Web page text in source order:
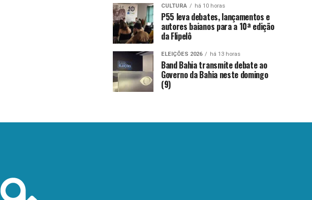
CULTURA há 10 horas
P55 leva debates, lançamentos e
autores baianos para a 10ª edição
da Flipelô
ELEIÇÕES 2026 há 13 horas
Band Bahia transmite debate ao
Governo da Bahia neste domingo
(9)